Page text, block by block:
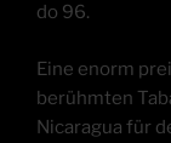
do 96.
Eine enorm
berühm­ten
Nica­ra­gua für